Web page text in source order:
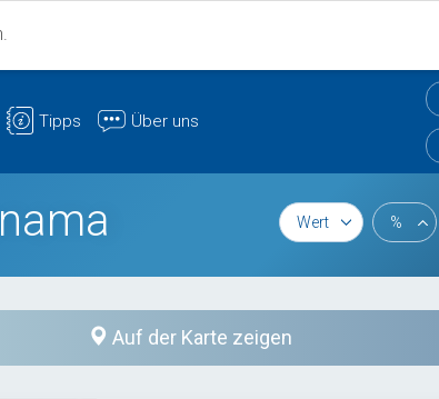
Tipps Über uns
Wert %
Auf der Karte zeigen